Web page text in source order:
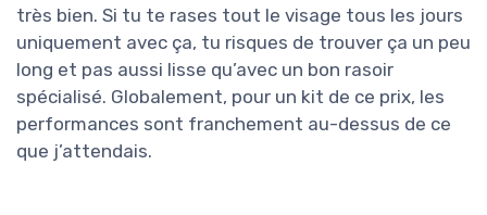
très bien. Si tu te rases tout le visage tous les jours
uniquement avec ça, tu risques de trouver ça un peu
long et pas aussi lisse qu’avec un bon rasoir
spécialisé. Globalement, pour un kit de ce prix, les
performances sont franchement au-dessus de ce
que j’attendais.